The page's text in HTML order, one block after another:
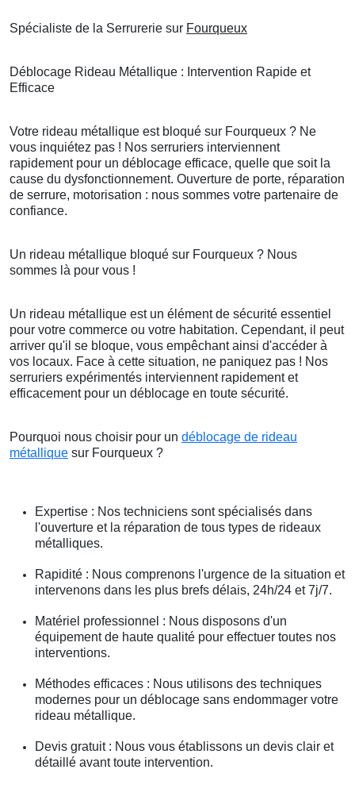
Spécialiste de la Serrurerie sur Fourqueux
Déblocage Rideau Métallique : Intervention Rapide et
Efficace
Votre rideau métallique est bloqué sur Fourqueux ? Ne
vous inquiétez pas ! Nos serruriers interviennent
rapidement pour un déblocage efficace, quelle que soit la
cause du dysfonctionnement. Ouverture de porte, réparation
de serrure, motorisation : nous sommes votre partenaire de
confiance.
Un rideau métallique bloqué sur Fourqueux ? Nous
sommes là pour vous !
Un rideau métallique est un élément de sécurité essentiel
pour votre commerce ou votre habitation. Cependant, il peut
arriver qu'il se bloque, vous empêchant ainsi d'accéder à
vos locaux. Face à cette situation, ne paniquez pas ! Nos
serruriers expérimentés interviennent rapidement et
efficacement pour un déblocage en toute sécurité.
Pourquoi nous choisir pour un déblocage de rideau
métallique sur Fourqueux ?
Expertise : Nos techniciens sont spécialisés dans
l'ouverture et la réparation de tous types de rideaux
métalliques.
Rapidité : Nous comprenons l'urgence de la situation et
intervenons dans les plus brefs délais, 24h/24 et 7j/7.
Matériel professionnel : Nous disposons d'un
équipement de haute qualité pour effectuer toutes nos
interventions.
Méthodes efficaces : Nous utilisons des techniques
modernes pour un déblocage sans endommager votre
rideau métallique.
Devis gratuit : Nous vous établissons un devis clair et
détaillé avant toute intervention.